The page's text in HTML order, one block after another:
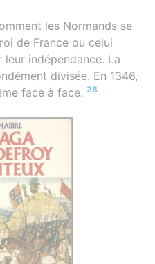
les Normands se
de France ou celui
leur indépendance. La
divisée. En 1346,
face à face. 28